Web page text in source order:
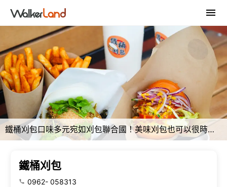
鐵桶刈包口味多元宛如刈包聯合國！美味刈包也可以很時尚。
鐵桶刈包
0962- 058313